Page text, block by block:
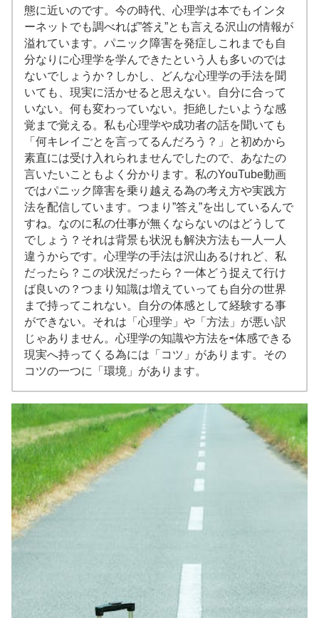
態に近いのです。今の時代、心理学は本でもインタ
ーネットでも調べれば”答え”とも言える沢山の情報が
溢れています。パニック障害を発症しこれまでも自
分なりに心理学を学んできたという人も多いのでは
ないでしょうか？しかし、どんな心理学の手法を聞
いても、現実に活かせると思えない。自分に合って
いない。何も変わっていない。拒絶したいような感
覚まで覚える。私も心理学や成功者の話を聞いても
「何キレイごとを言ってるんだろう？」と初めから
素直には受け入れられませんでしたので、あなたの
言いたいこともよく分かります。私のYouTube動画
ではパニック障害を乗り越える為の考え方や実践方
法を配信しています。つまり”答え”を出しているんで
すね。なのに私の仕事が無くならないのはどうして
でしょう？それは背景も状況も解決方法も一人一人
違うからです。心理学の手法は沢山あるけれど、私
だったら？この状況だったら？一体どう捉えて行け
ば良いの？つまり知識は増えていっても自分の世界
まで持ってこれない。自分の体感として経験する事
ができない。それは「心理学」や「方法」が悪い訳
じゃありません。心理学の知識や方法を⇨体感できる
現実へ持ってくる為には「コツ」があります。その
コツの一つに「環境」があります。